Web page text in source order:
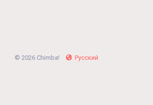
© 2026 Chimba! Русский